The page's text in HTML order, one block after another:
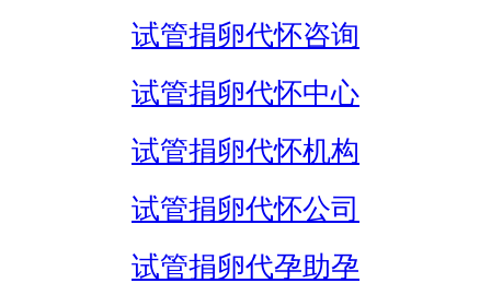
试管捐卵代怀咨询
试管捐卵代怀中心
试管捐卵代怀机构
试管捐卵代怀公司
试管捐卵代孕助孕